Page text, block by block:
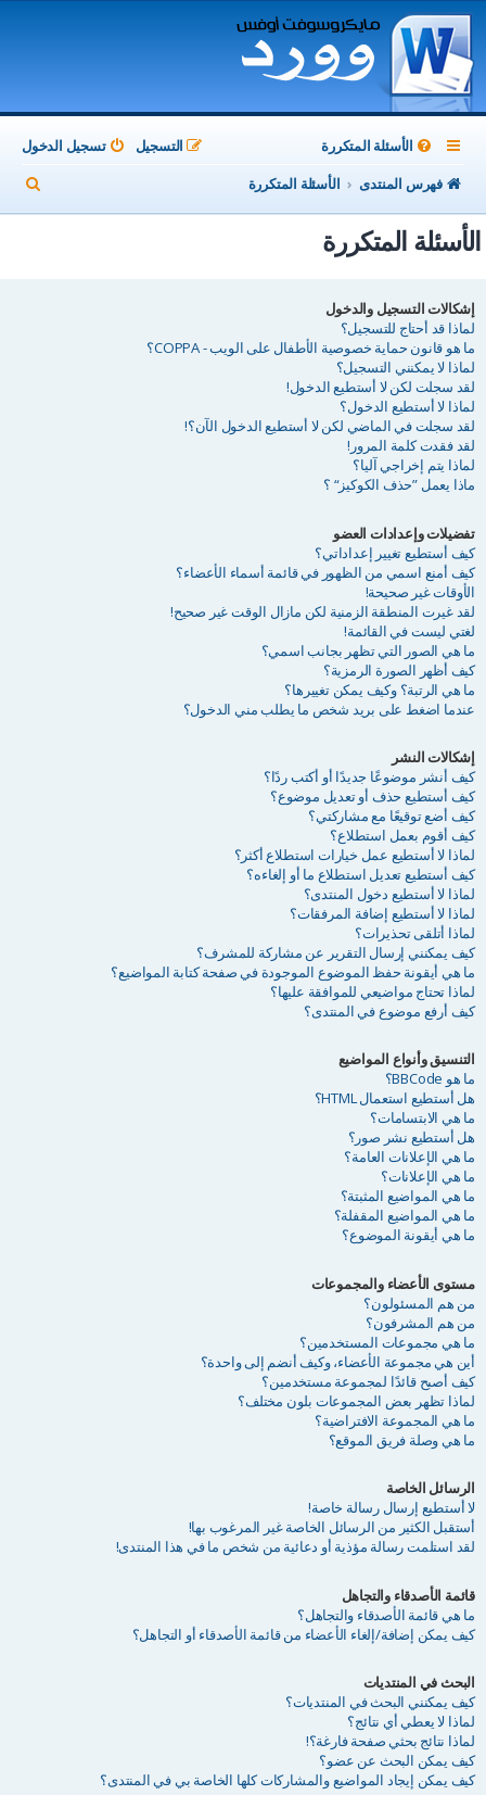
الأسئلة المتكررة تسجيل الدخول
التسجيل
فهرس المنتدى
الأسئلة المتكررة
ح
الأسئلة المتكررة
إشكالات التسجيل والدخول
لماذا قد أحتاج للتسجيل؟
ما هو قانون حماية خصوصية الأطفال على الويب - COPPA؟
لماذا لا يمكنني التسجيل؟
لقد سجلت لكن لا أستطيع الدخول!
لماذا لا أستطيع الدخول؟
لقد سجلت في الماضي لكن لا أستطيع الدخول الآن؟!
لقد فقدت كلمة المرور!
لماذا يتم إخراجي آليا؟
ماذا يعمل ”حذف الكوكيز“ ؟
تفضيلات وإعدادات العضو
كيف أستطيع تغيير إعداداتي؟
كيف أمنع اسمي من الظهور في قائمة أسماء الأعضاء؟
الأوقات غير صحيحة!
لقد غيرت المنطقة الزمنية لكن مازال الوقت غير صحيح!
لغتي ليست في القائمة!
ما هي الصور التي تظهر بجانب اسمي؟
كيف أظهر الصورة الرمزية؟
ما هي الرتبة؟ وكيف يمكن تغييرها؟
عندما اضغط على بريد شخص ما يطلب مني الدخول؟
إشكالات النشر
كيف أنشر موضوعًا جديدًا أو أكتب ردًا؟
كيف أستطيع حذف أو تعديل موضوع؟
كيف أضع توقيعًا مع مشاركتي؟
كيف أقوم بعمل استطلاع؟
لماذا لا أستطيع عمل خيارات استطلاع أكثر؟
كيف أستطيع تعديل استطلاع ما أو إلغاءه؟
لماذا لا أستطيع دخول المنتدى؟
لماذا لا أستطيع إضافة المرفقات؟
لماذا أتلقى تحذيرات؟
كيف يمكنني إرسال التقرير عن مشاركة للمشرف؟
ما هي أيقونة حفظ الموضوع الموجودة في صفحة كتابة المواضيع؟
لماذا تحتاج مواضيعي للموافقة عليها؟
كيف أرفع موضوع في المنتدى؟
التنسيق وأنواع المواضيع
ما هو BBCode؟
هل أستطيع استعمال HTML؟
ما هي الابتسامات؟
هل أستطيع نشر صور؟
ما هي الإعلانات العامة؟
ما هي الإعلانات؟
ما هي المواضيع المثبتة؟
ما هي المواضيع المقفلة؟
ما هي أيقونة الموضوع؟
مستوى الأعضاء والمجموعات
من هم المسئولون؟
من هم المشرفون؟
ما هي مجموعات المستخدمين؟
أين هي مجموعة الأعضاء، وكيف أنضم إلى واحدة؟
كيف أصبح قائدًا لمجموعة مستخدمين؟
لماذا تظهر بعض المجموعات بلون مختلف؟
ما هي المجموعة الافتراضية؟
ما هي وصلة فريق الموقع؟
الرسائل الخاصة
لا أستطيع إرسال رسالة خاصة!
أستقبل الكثير من الرسائل الخاصة غير المرغوب بها!
لقد استلمت رسالة مؤذية أو دعائية من شخص ما في هذا المنتدى!
قائمة الأصدقاء والتجاهل
ما هي قائمة الأصدقاء والتجاهل؟
كيف يمكن إضافة/إلغاء الأعضاء من قائمة الأصدقاء أو التجاهل؟
البحث في المنتديات
كيف يمكنني البحث في المنتديات؟
لماذا لا يعطي أي نتائج؟
لماذا نتائج بحثي صفحة فارغة؟!
كيف يمكن البحث عن عضو؟
كيف يمكن إيجاد المواضيع والمشاركات كلها الخاصة بي في المنتدى؟